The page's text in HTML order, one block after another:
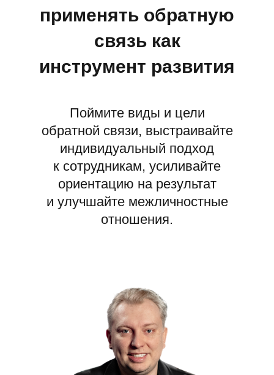
применять обратную
связь как
инструмент развития
Поймите виды и цели
обратной связи, выстраивайте
индивидуальный подход
к сотрудникам, усиливайте
ориентацию на результат
и улучшайте межличностные
отношения.